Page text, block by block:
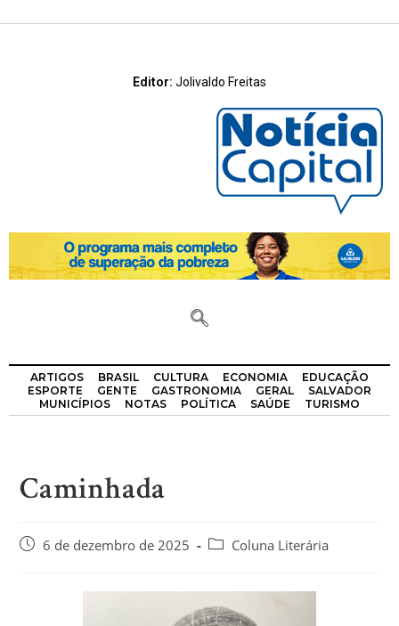
Editor: Jolivaldo Freitas
ARTIGOS BRASIL CULTURA ECONOMIA
EDUCAÇÃO
ESPORTE
GENTE GASTRONOMIA GERAL
SALVADOR
MUNICÍPIOS
NOTAS POLÍTICA SAÚDE TURISMO
Caminhada
6 de dezembro de 2025 Coluna Literária